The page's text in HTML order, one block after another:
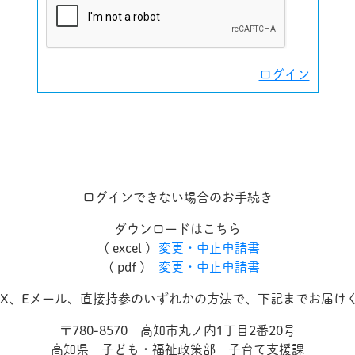
ログイン
ログインできない場合のお手続き
ダウンロードはこちら
( excel )
変更・中止申請書
( pdf )
変更・中止申請書
、Eメール、直接持参のいずれかの方法で、下記までお届け
〒780-8570 高知市丸ノ内1丁目2番20号
高知県 子ども・福祉政策部 子育て支援課